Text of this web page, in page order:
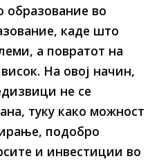
образование во
каде што
а повратот на
На овој начин,
не се
туку како можност
подобро
и инвестиции во